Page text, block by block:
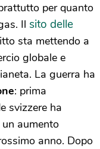
per quanto
Il sito delle
sta mettendo a
globale e
La guerra ha
: prima
svizzere ha
aumento
anno. Dopo